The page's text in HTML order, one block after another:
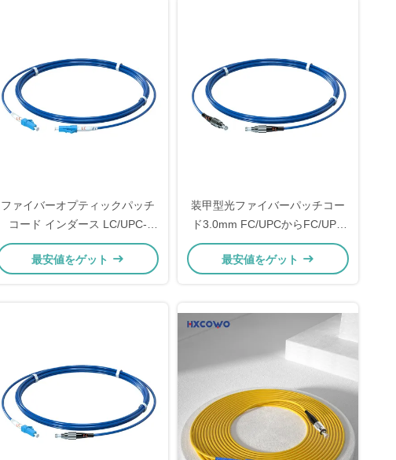
ファイバーオプティックパッチ
コード インダース LC/UPC-
LC/UPC シンプレックス シング
ルモード G657A G652D 装甲
最安値をゲット
装甲型光ファイバーパッチコー
ド3.0mm FC/UPCからFC/UPC
シングルモードSM シングルコ
ア 1/3/5/10m
最安値をゲット